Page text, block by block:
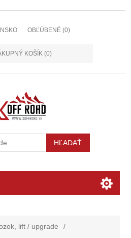
OBĽÚBENÉ (0)
KOŠÍK (0)
lift / upgrade
/